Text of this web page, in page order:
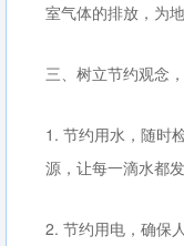
室气体的排放，为地
三、树立节约观念
1. 节约用水，随时
源，让每一滴水都
2. 节约用电，确保